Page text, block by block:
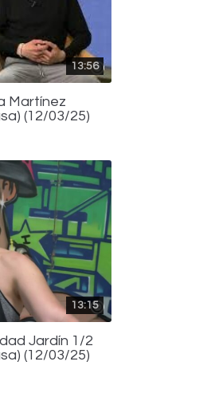
13:56
Martínez
(12/03/25)
13:15
Jardín 1/2
(12/03/25)